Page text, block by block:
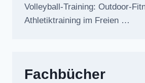
Volleyball-Training: Outdoor-
Athletiktraining im Freien …
Fachbücher